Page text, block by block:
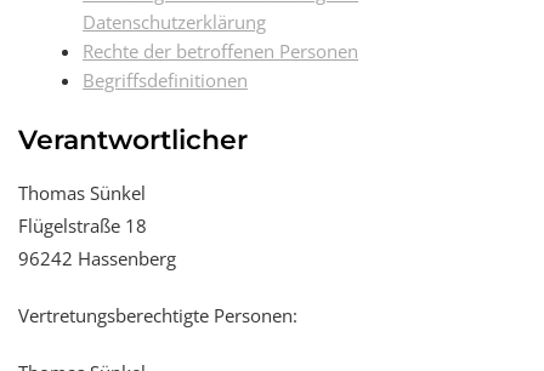
Datenschutzerklärung
Rechte der betroffenen Personen
Begriffsdefinitionen
Verantwortlicher
Thomas Sünkel
Flügelstraße 18
96242 Hassenberg
Vertretungsberechtigte Personen: